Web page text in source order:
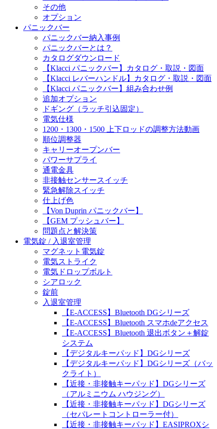
その他
オプション
パニックバー
パニックバー納入事例
パニックバーとは？
カタログダウンロード
【Klacci パニックバー】カタログ・取説・図面
【Klacci レバーハンドル】カタログ・取説・図面
【Klacci パニックバー】組み合わせ例
追加オプション
ドギング（ラッチ引込固定）
電気仕様
1200・1300・1500 上下ロッドの調整方法動画
順位調整器
キャリーオープンバー
パワーサプライ
通電金具
非接触センサースイッチ
緊急解除スイッチ
仕上げ色
【Von Duprin パニックバー】
【GEM プッシュバー】
問題点と解決策
電気錠 / 入退室管理
マグネット電気錠
電気ストライク
電気ドロップボルト
シアロック
錠前
入退室管理
【E-ACCESS】Bluetooth DGシリーズ
【E-ACCESS】Bluetooth スマホdeアクセス
【E-ACCESS】Bluetooth 退出ボタン＋解錠
システム
【デジタルキーパッド】DGシリーズ
【デジタルキーパッド】DGシリーズ（バッ
クライト）
【近接・非接触キーパッド】DGシリーズ
（アルミニウム ハウジング）
【近接・非接触キーパッド】DGシリーズ
（セパレートコントローラー付）
【近接・非接触キーパッド】EASIPROXシ